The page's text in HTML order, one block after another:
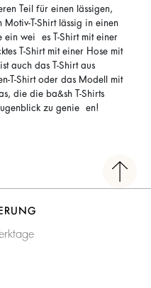
Teil für einen lässigen,
T-Shirt lässig in einen
weißes T-Shirt mit einer
T-Shirt mit einer Hose mit
auch das T-Shirt aus
T-Shirt oder das Modell mit
die die ba&sh T-Shirts
zu genießen!